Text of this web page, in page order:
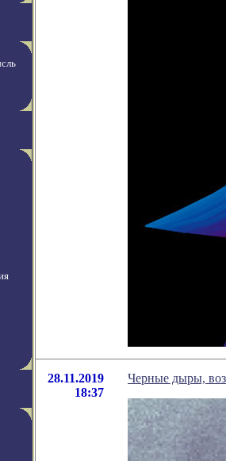
28.11.2019
18:37
Черные дыры,